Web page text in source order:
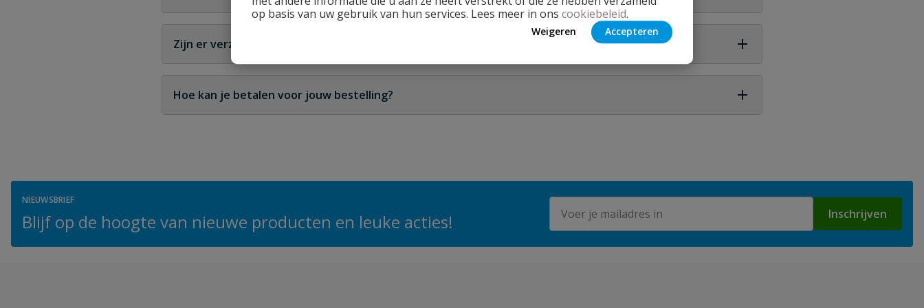
op basis van uw gebruik van hun services. Lees meer in ons cookiebeleid.
Weigeren Accepteren
Neem contact op met onze klantenservice en geef details over de schade. Wij zullen je helpen met het indienen
van een claim en het regelen van een vervangend product indien nodig.
Zijn er verzendkosten verbonden aan je bestelling?
Verzendingkosten variëren afhankelijk van de gekozen producten en het bestelbedrag. De verzendkosten
worden in de winkelwagen getoond zodra je een product toevoegd.
Hoe kan je betalen voor jouw bestelling?
NIEUWSBRIEF
Blijf op de hoogte van nieuwe producten en leuke acties! Inschrijven